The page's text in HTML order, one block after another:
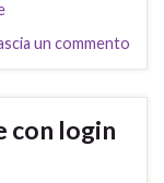
un commento
con login